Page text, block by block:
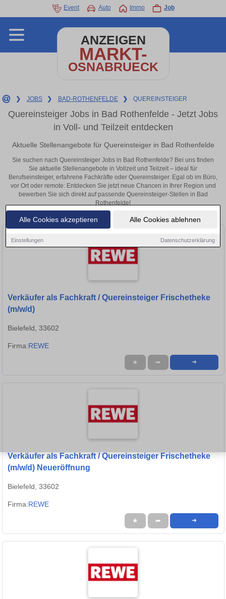
Alle Cookies akzeptieren Alle Cookies ablehnen
Einstellungen Datenschutzerklärung
Event Auto Immo Job
ANZEIGEN
MARKT-
OSNABRUECK
❯ JOBS ❯ BAD-ROTHENFELDE ❯ QUEREINSTEIGER
Quereinsteiger Jobs in Bad Rothenfelde - Jetzt Jobs
in Voll- und Teilzeit entdecken
Aktuelle Stellenangebote für Quereinsteiger in Bad Rothenfelde
Sie suchen nach Quereinsteiger Jobs in Bad Rothenfelde? Bei uns finden
Sie aktuelle Stellenangebote in Vollzeit und Teilzeit – ideal für
Berufseinsteiger, erfahrene Fachkräfte oder Quereinsteiger. Egal ob im Büro,
vor Ort oder remote: Entdecken Sie jetzt neue Chancen in Ihrer Region und
bewerben Sie sich direkt auf passende Quereinsteiger-Stellen in Bad
Rothenfelde!
Verkäufer als Fachkraft / Quereinsteiger Frischetheke
(m/w/d)
Bielefeld, 33602
Firma:REWE
★ ➦ ➜
Verkäufer als Fachkraft / Quereinsteiger Frischetheke
(m/w/d) Neueröffnung
Bielefeld, 33602
Firma:REWE
★ ➦ ➜